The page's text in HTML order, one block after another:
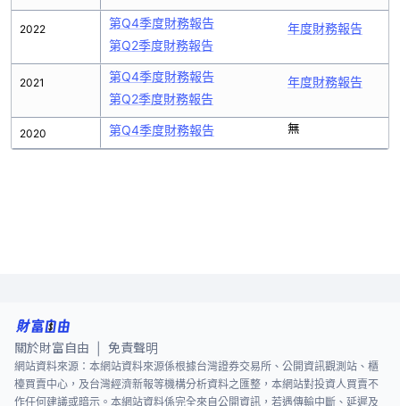
2022
2021
2020
第Q4季度財務報告
第Q2季度財務報告
年度財務報告
第Q4季度財務報告
第Q2季度財務報告
年度財務報告
第Q4季度財務報告 無
關於財富自由 免責聲明
網站資料來源：本網站資料來源係根據台灣證券交易所、公開資訊觀測站、櫃
檯買賣中心，及台灣經濟新報等機構分析資料之匯整，本網站對投資人買賣不
作任何建議或暗示。本網站資料係完全來自公開資訊，若遇傳輸中斷、延遲及